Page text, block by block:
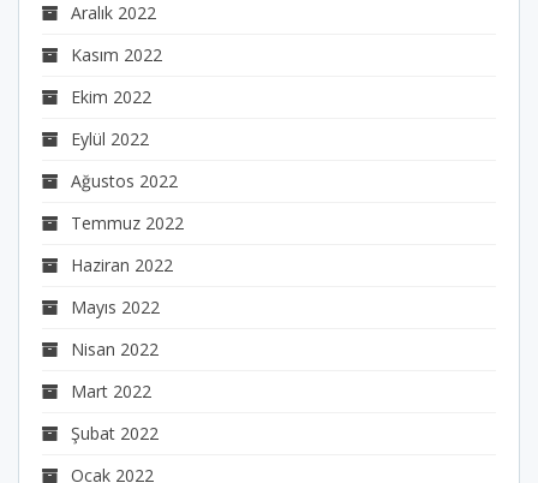
Aralık 2022
Kasım 2022
Ekim 2022
Eylül 2022
Ağustos 2022
Temmuz 2022
Haziran 2022
Mayıs 2022
Nisan 2022
Mart 2022
Şubat 2022
Ocak 2022